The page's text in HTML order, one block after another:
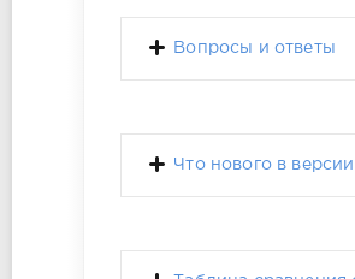
Вопросы и ответы
Что нового в версии